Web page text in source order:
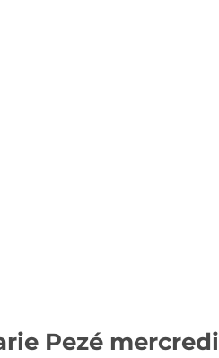
Pezé mercredi